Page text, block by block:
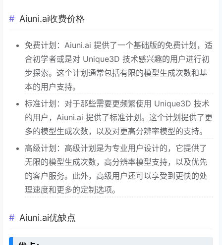
Aiuni.ai收费价格
免费计划：Aiuni.ai 提供了一个基础版的免费计划，适
合初学者或是对 Unique3D 技术感兴趣的用户进行初
步探索。这个计划通常包括有限的模型生成次数和基
本的用户支持。
标准计划：对于那些需要更频繁使用 Unique3D 技术
的用户，Aiuni.ai 提供了标准计划。这个计划提供了更
多的模型生成次数，以及对更高分辨率模型的支持。
高级计划：高级计划是为专业用户设计的，它提供了
无限的模型生成次数，高分辨率模型支持，以及优先
的客户服务。此外，高级用户还可以享受到更快的处
理速度和更多的定制选项。
Aiuni.ai优缺点